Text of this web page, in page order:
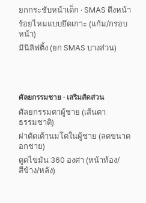
ยกกระชับหน้าเด็ก · SMAS ดึงหน้า
ร้อยไหมแบบยึดเกาะ (แก้ม/กรอบ
หน้า)
มินิลิฟติ้ง (ยก SMAS บางส่วน)
ศัลยกรรมชาย · เสริมสัดส่วน
ศัลยกรรมตาผู้ชาย (เส้นตา
ธรรมชาติ)
ผ่าตัดเต้านมโตในผู้ชาย (ลดขนาด
อกชาย)
ดูดไขมัน 360 องศา (หน้าท้อง/
สีข้าง/หลัง)